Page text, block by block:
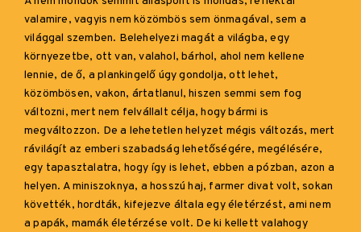
valamire, vagyis nem közömbös sem önmagával, sem a
világgal szemben. Belehelyezi magát a világba, egy
környezetbe, ott van, valahol, bárhol, ahol nem kellene
lennie, de ő, a plankingelő úgy gondolja, ott lehet,
közömbösen, vakon, ártatlanul, hiszen semmi sem fog
változni, mert nem felvállalt célja, hogy bármi is
megváltozzon. De a lehetetlen helyzet mégis változás, mert
rávilágít az emberi szabadság lehetőségére, megélésére,
egy tapasztalatra, hogy így is lehet, ebben a pózban, azon a
helyen. A miniszoknya, a hosszú haj, farmer divat volt, sokan
követték, hordták, kifejezve általa egy életérzést, ami nem
a papák, mamák életérzése volt. De ki kellett valahogy